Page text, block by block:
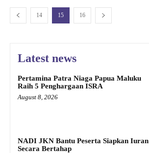
14 15 16
Latest news
Pertamina Patra Niaga Papua Maluku
Raih 5 Penghargaan ISRA
August 8, 2026
NADI JKN Bantu Peserta Siapkan Iuran
Secara Bertahap